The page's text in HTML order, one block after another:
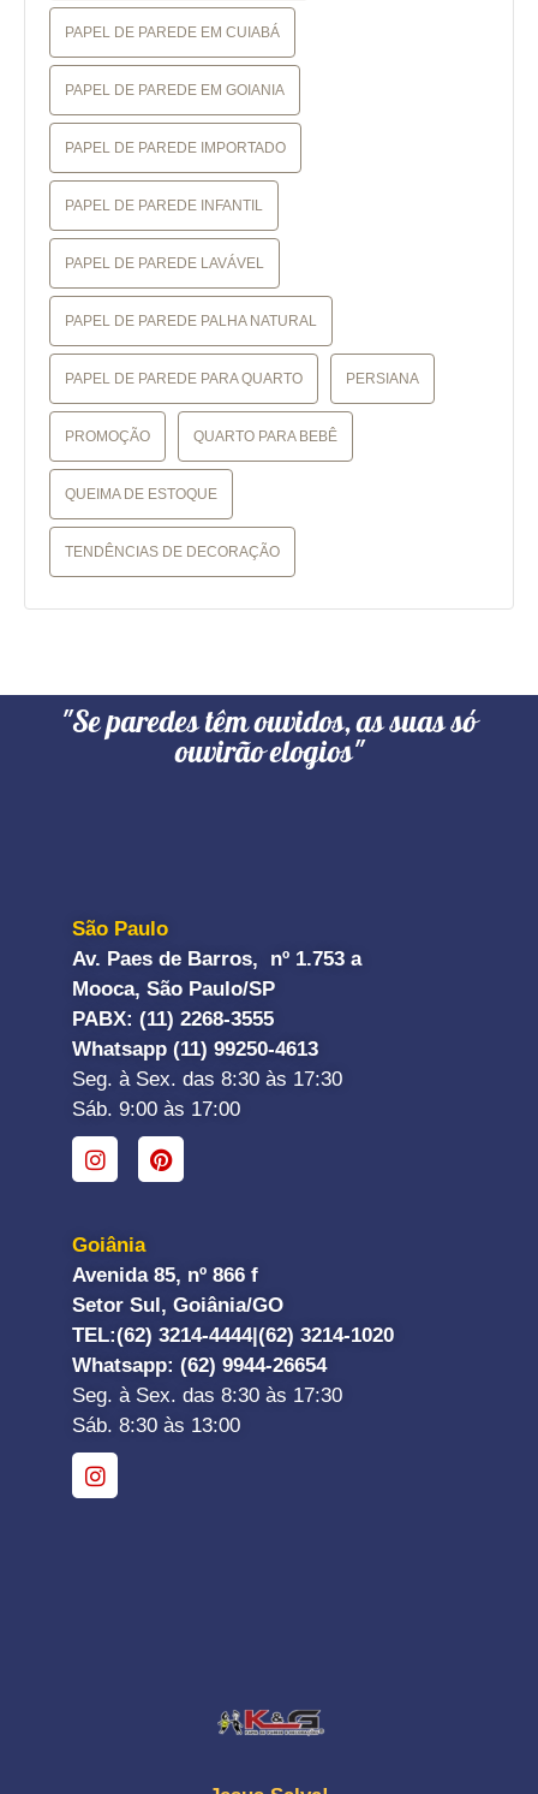
PAPEL DE PAREDE EM CUIABÁ
PAPEL DE PAREDE EM GOIANIA
PAPEL DE PAREDE IMPORTADO
PAPEL DE PAREDE INFANTIL
PAPEL DE PAREDE LAVÁVEL
PAPEL DE PAREDE PALHA NATURAL
PAPEL DE PAREDE PARA QUARTO PERSIANA
PROMOÇÃO QUARTO PARA BEBÊ
QUEIMA DE ESTOQUE
TENDÊNCIAS DE DECORAÇÃO
"Se paredes têm ouvidos, as suas só
ouvirão elogios"
São Paulo
Av. Paes de Barros, nº 1.753 a
Mooca, São Paulo/SP
PABX: (11) 2268-3555
Whatsapp (11) 99250-4613
Seg. à Sex. das 8:30 às 17:30
Sáb. 9:00 às 17:00
Goiânia
Avenida 85, nº 866 f
Setor Sul, Goiânia/GO
TEL:(62) 3214-4444|(62) 3214-1020
Whatsapp: (62) 9944-26654
Seg. à Sex. das 8:30 às 17:30
Sáb. 8:30 às 13:00